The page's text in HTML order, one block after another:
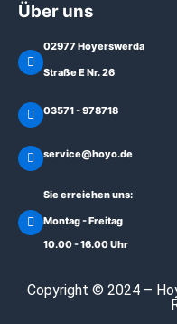
Über uns
02977 Hoyerswerda
Straße E Nr. 26
03571 - 978718
service@hoyo.de
Sie erreichen uns:
Montag - Freitag
10.00 - 16.00 Uhr
Copyright © 2024 –